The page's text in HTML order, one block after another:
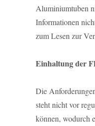
Aluminiumtuben
Informationen
zum Lesen zur
Einhaltung der
Die
steht nicht vor
können, wodurch